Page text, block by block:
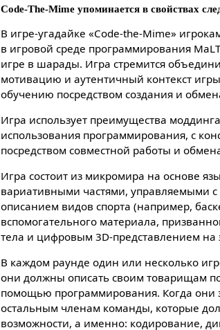
Code-The-Mime упоминается в свойствах
В игре-угадайке «Code-the-Mime»
в игровой среде программирования
игре в шарады. Игра стремится
мотивацию и аутентичный контекст
обучению посредством создания и
Игра использует преимущества
использования программирования, с
посредством совместной работы и
Игра состоит из микромира на основе
вариативными частями, управляемыми
описанием видов спорта (например,
вспомогательного материала,
тела и цифровым 3D-представлением на
В каждом раунде один или несколько
они должны описать своим товарищам
помощью программирования. Когда
остальным членам команды, которые
возможности, а именно: кодирование,